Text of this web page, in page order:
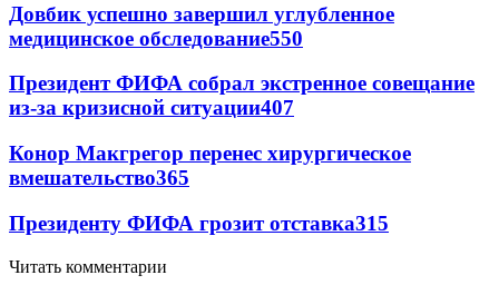
Довбик успешно завершил углубленное
медицинское обследование550
Президент ФИФА собрал экстренное совещание
из-за кризисной ситуации407
Конор Макгрегор перенес хирургическое
вмешательство365
Президенту ФИФА грозит отставка315
Читать комментарии